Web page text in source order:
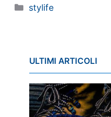
Categorie
stylife
ULTIMI ARTICOLI